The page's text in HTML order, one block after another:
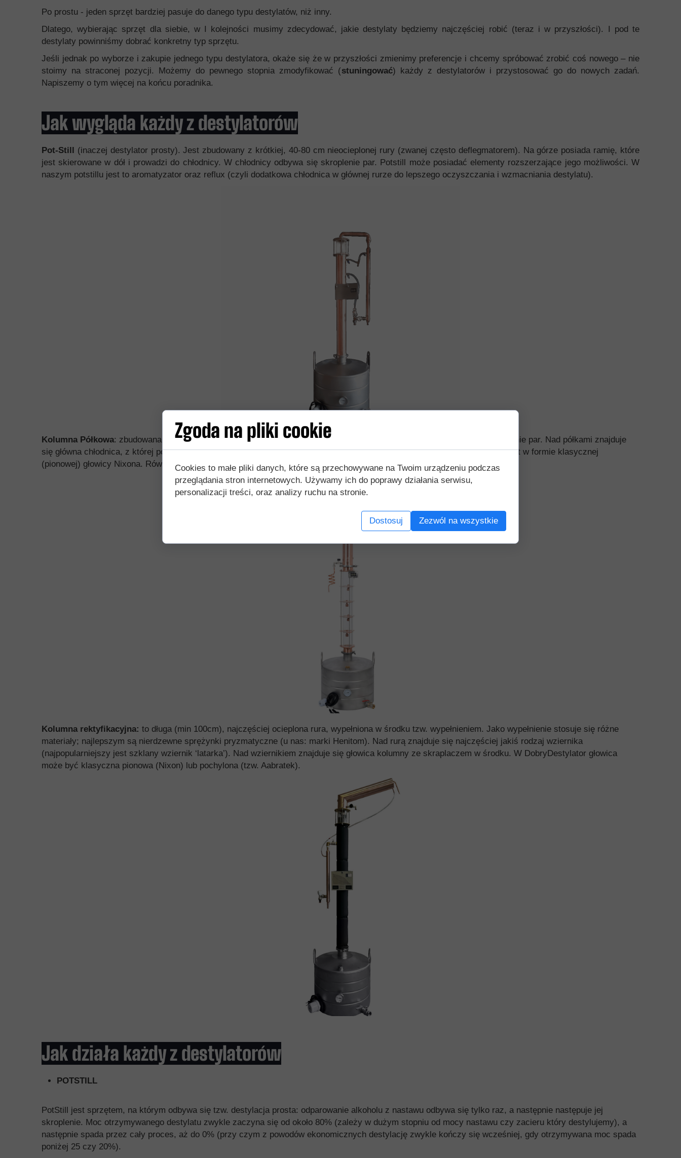
Po prostu - jeden sprzęt bardziej pasuje do danego typu destylatów, niż inny.
Dlatego, wybierając sprzęt dla siebie, w I kolejności musimy zdecydować, jakie destylaty będziemy najczęściej robić (teraz i w przyszłości). I pod te
destylaty powinniśmy dobrać konkretny typ sprzętu.
Jeśli jednak po wyborze i zakupie jednego typu destylatora, okaże się że w przyszłości zmienimy preferencje i chcemy spróbować zrobić coś nowego – nie
stoimy na straconej pozycji. Możemy do pewnego stopnia zmodyfikować (stuningować) każdy z destylatorów i przystosować go do nowych zadań.
Napiszemy o tym więcej na końcu poradnika.
Jak wygląda każdy z destylatorów
Pot-Still (inaczej destylator prosty). Jest zbudowany z krótkiej, 40-80 cm nieocieplonej rury (zwanej często deflegmatorem). Na górze posiada ramię, które
jest skierowane w dół i prowadzi do chłodnicy. W chłodnicy odbywa się skroplenie par. Potstill może posiadać elementy rozszerzające jego możliwości. W
naszym potstillu jest to aromatyzator oraz reflux (czyli dodatkowa chłodnica w głównej rurze do lepszego oczyszczania i wzmacniania destylatu).
Kolumna Półkowa: zbudowana jest z kilku (najczęściej 4) segmentów, tzw. półek, na których odbywa się częściowe skraplanie par. Nad półkami znajduje
się główna chłodnica, z której pozyskuje się destylat. Chłodnica ta może mieć różne formy, zależnie od konstrukcji. U nas jest w formie klasycznej
(pionowej) głowicy Nixona. Równie popularna jest chłodnica tzw. shot gun.
Kolumna rektyfikacyjna: to długa (min 100cm), najczęściej ocieplona rura, wypełniona w środku tzw. wypełnieniem. Jako wypełnienie stosuje się różne
materiały; najlepszym są nierdzewne sprężynki pryzmatyczne (u nas: marki Henitom). Nad rurą znajduje się najczęściej jakiś rodzaj wziernika
(najpopularniejszy jest szklany wziernik ‘latarka’). Nad wziernikiem znajduje się głowica kolumny ze skraplaczem w środku. W DobryDestylator głowica
może być klasyczna pionowa (Nixon) lub pochylona (tzw. Aabratek).
Jak działa każdy z destylatorów
POTSTILL
PotStill jest sprzętem, na którym odbywa się tzw. destylacja prosta: odparowanie alkoholu z nastawu odbywa się tylko raz, a następnie następuje jej
skroplenie. Moc otrzymywanego destylatu zwykle zaczyna się od około 80% (zależy w dużym stopniu od mocy nastawu czy zacieru który destylujemy), a
następnie spada przez cały proces, aż do 0% (przy czym z powodów ekonomicznych destylację zwykle kończy się wcześniej, gdy otrzymywana moc spada
poniżej 25 czy 20%).
Zgoda na pliki cookie
Cookies to małe pliki danych, które są przechowywane na Twoim urządzeniu podczas
przeglądania stron internetowych. Używamy ich do poprawy działania serwisu,
personalizacji treści, oraz analizy ruchu na stronie.
Dostosuj Zezwól na wszystkie